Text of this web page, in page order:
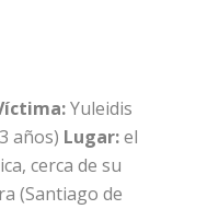
Yuleidis
años) Lugar:el
cerca de su
(Santiago de